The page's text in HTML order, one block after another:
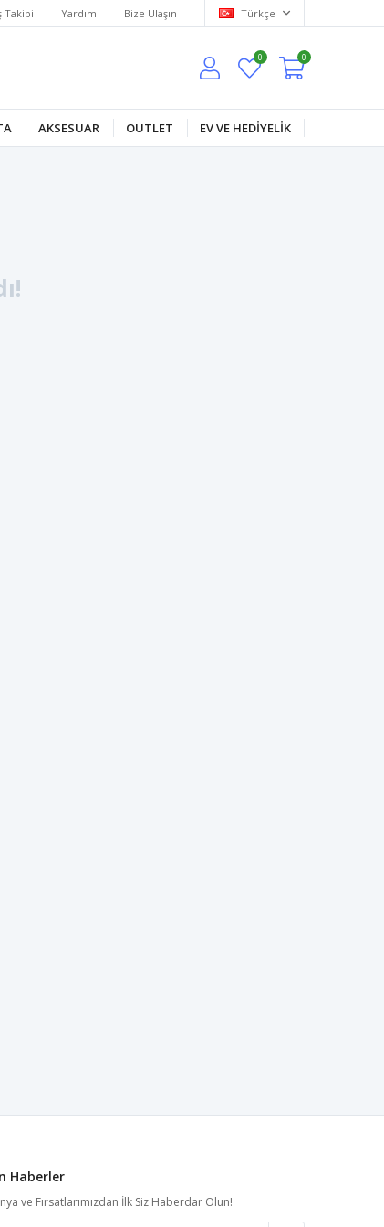
Takibi Yardım Bize Ulaşın Türkçe
0 0
AKSESUAR OUTLET EV VE HEDİYELİK
Haberler
ve Fırsatlarımızdan İlk Siz Haberdar Olun!